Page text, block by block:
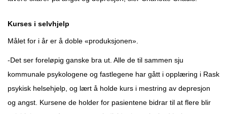
Kurses i selvhjelp
Målet for i år er å doble «produksjonen».
-Det ser foreløpig ganske bra ut. Alle de til sammen sju
kommunale psykologene og fastlegene har gått i opplæring i Rask
psykisk helsehjelp, og lært å holde kurs i mestring av depresjon
og angst. Kursene de holder for pasientene bidrar til at flere blir